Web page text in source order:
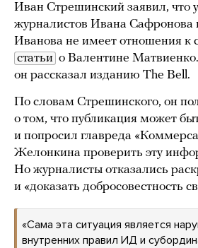
Иван Стрешинский заявил, что
журналистов Ивана
Иванова не имеет отношения к
статьи о Валентине
он рассказал изданию The Bell.
По словам Стрешинского, он
о том, что публикация может
и попросил главреда
Желонкина проверить эту
Но журналисты отказались
и «доказать добросовестность
«Сама эта ситуация является
внутренних правил ИД и